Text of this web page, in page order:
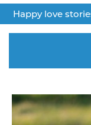
Happy love